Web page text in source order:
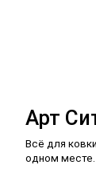
Арт
Всё для
одном месте.